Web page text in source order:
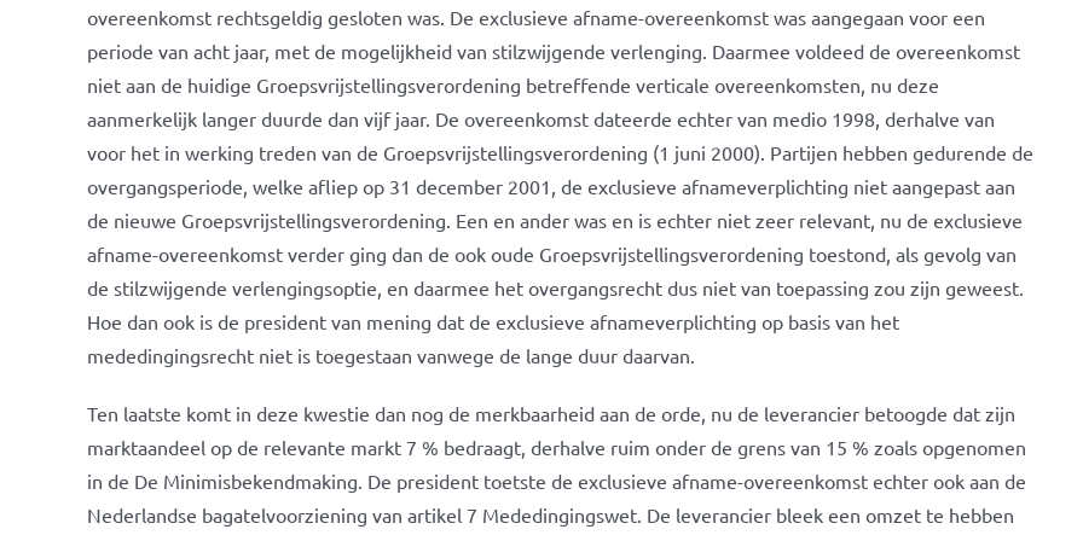
overeenkomst rechtsgeldig gesloten was. De exclusieve afname-overeenkomst was aangegaan voor een
periode van acht jaar, met de mogelijkheid van stilzwijgende verlenging. Daarmee voldeed de overeenkomst
niet aan de huidige Groepsvrijstellingsverordening betreffende verticale overeenkomsten, nu deze
aanmerkelijk langer duurde dan vijf jaar. De overeenkomst dateerde echter van medio 1998, derhalve van
voor het in werking treden van de Groepsvrijstellingsverordening (1 juni 2000). Partijen hebben gedurende de
overgangsperiode, welke afliep op 31 december 2001, de exclusieve afnameverplichting niet aangepast aan
de nieuwe Groepsvrijstellingsverordening. Een en ander was en is echter niet zeer relevant, nu de exclusieve
afname-overeenkomst verder ging dan de ook oude Groepsvrijstellingsverordening toestond, als gevolg van
de stilzwijgende verlengingsoptie, en daarmee het overgangsrecht dus niet van toepassing zou zijn geweest.
Hoe dan ook is de president van mening dat de exclusieve afnameverplichting op basis van het
mededingingsrecht niet is toegestaan vanwege de lange duur daarvan.
Ten laatste komt in deze kwestie dan nog de merkbaarheid aan de orde, nu de leverancier betoogde dat zijn
marktaandeel op de relevante markt 7 % bedraagt, derhalve ruim onder de grens van 15 % zoals opgenomen
in de De Minimisbekendmaking. De president toetste de exclusieve afname-overeenkomst echter ook aan de
Nederlandse bagatelvoorziening van artikel 7 Mededingingswet. De leverancier bleek een omzet te hebben